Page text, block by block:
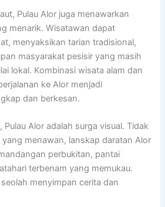
Pulau Alor juga menawarkan
menarik. Wisatawan dapat
menyaksikan tarian tradisional,
masyarakat pesisir yang masih
lokal. Kombinasi wisata alam dan
ke Alor menjadi
dan berkesan.
Alor adalah surga visual. Tidak
menawan, lanskap daratan Alor
perbukitan, pantai
terbenam yang memukau.
menyimpan cerita dan